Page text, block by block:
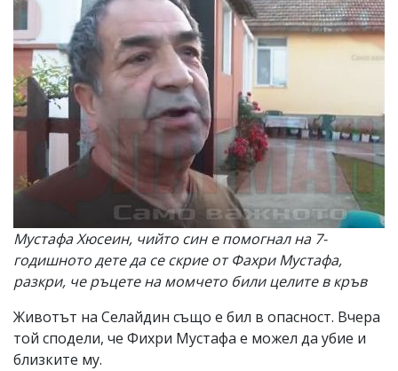
Мустафа Хюсеин, чийто син е помогнал на 7-
годишното дете да се скрие от Фахри Мустафа,
разкри, че ръцете на момчето били целите в кръв
Животът на Селайдин също е бил в опасност. Вчера
той сподели, че Фихри Мустафа е можел да убие и
близките му.